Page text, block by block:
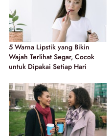
5 Warna Lipstik yang Bikin
Wajah Terlihat Segar, Cocok
untuk Dipakai Setiap Hari